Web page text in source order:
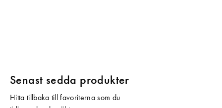
Senast sedda produkter
Hitta tillbaka till favoriterna som du